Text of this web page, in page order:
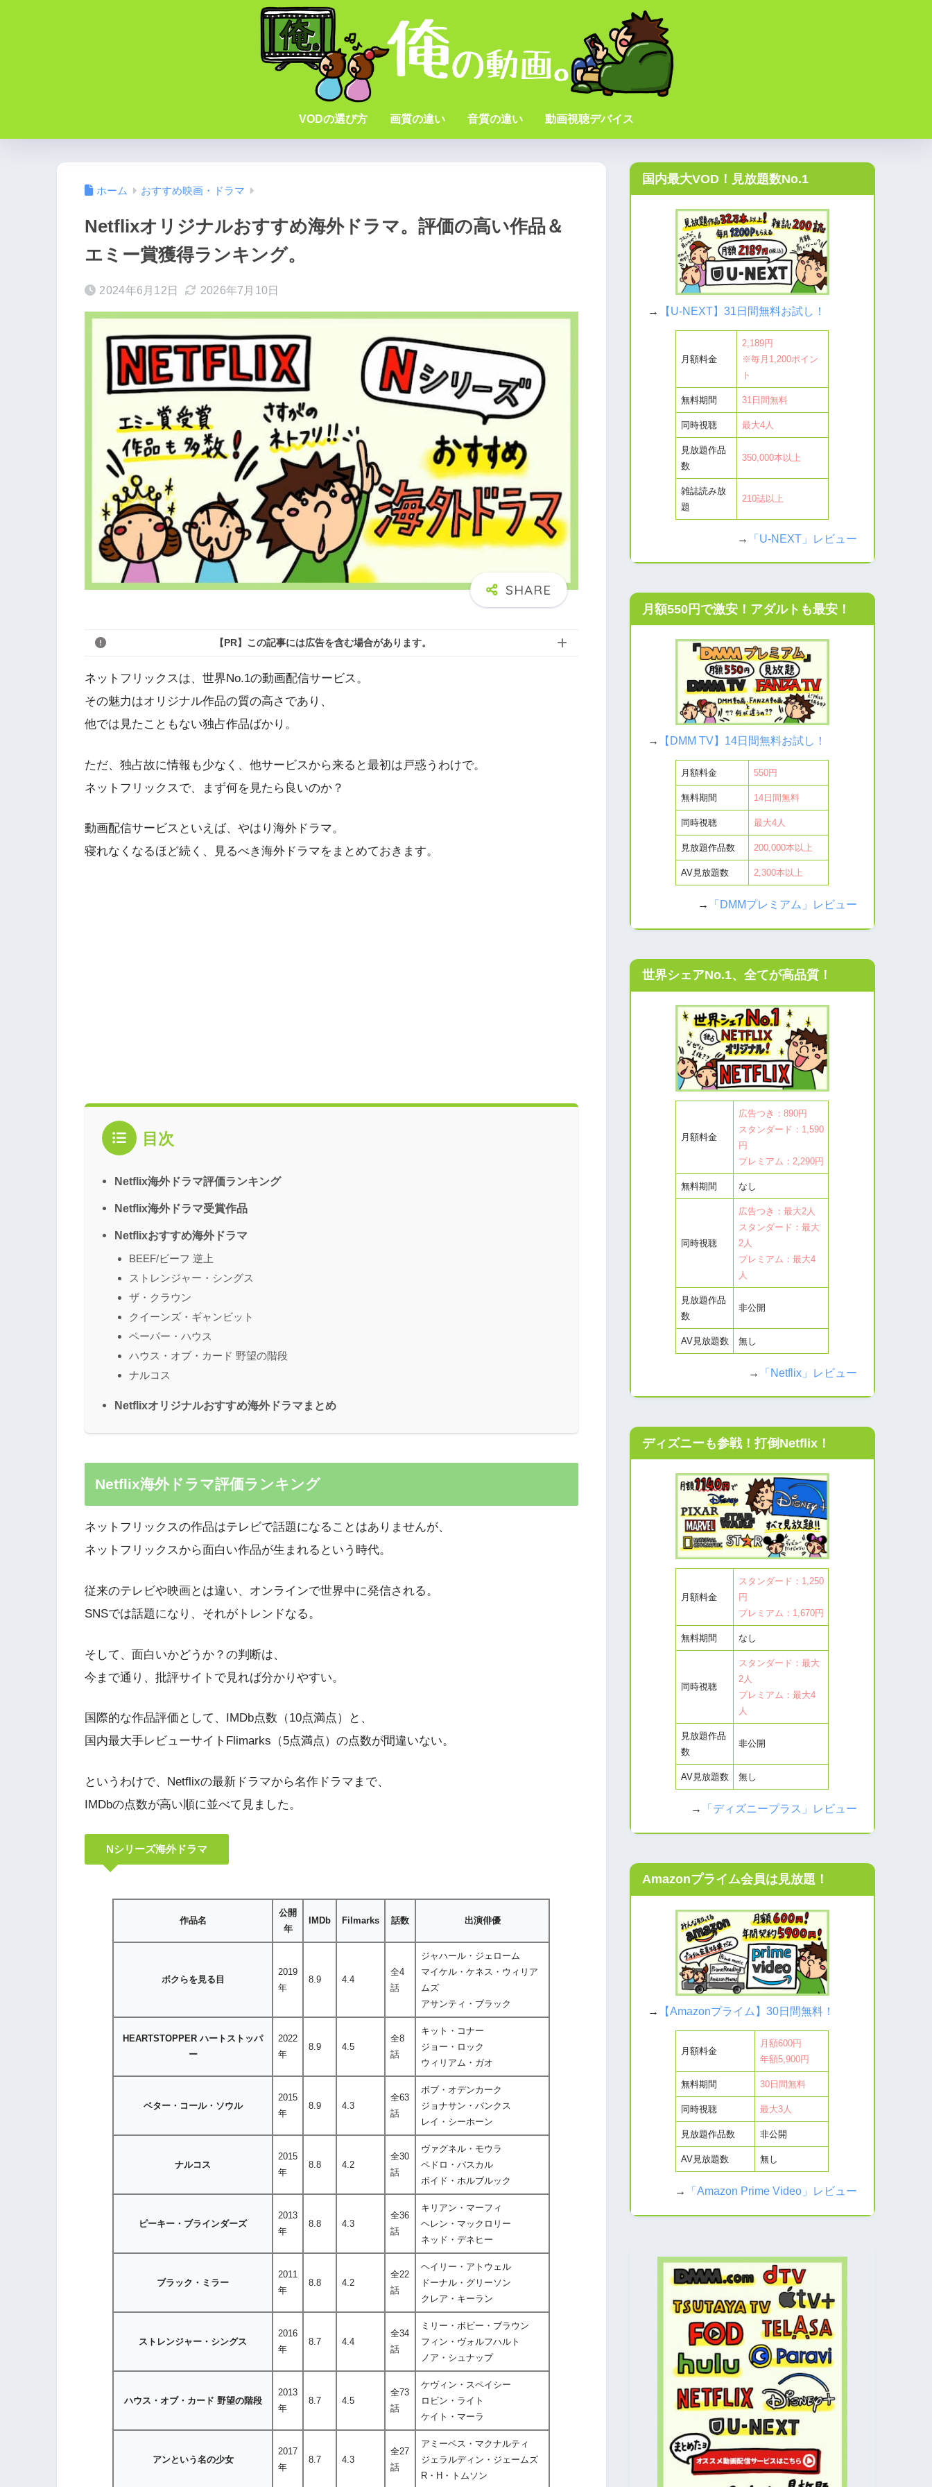
VODの選び方 画質の違い 音質の違い 動画視聴デバイス
ホーム おすすめ映画・ドラマ
Netflixオリジナルおすすめ海外ドラマ。評価の高い作品＆
エミー賞獲得ランキング。
2024年6月12日 2026年7月10日
【PR】この記事には広告を含む場合があります。
ネットフリックスは、世界No.1の動画配信サービス。
その魅力はオリジナル作品の質の高さであり、
他では見たこともない独占作品ばかり。
ただ、独占故に情報も少なく、他サービスから来ると最初は戸惑うわけで。
ネットフリックスで、まず何を見たら良いのか？
動画配信サービスといえば、やはり海外ドラマ。
寝れなくなるほど続く、見るべき海外ドラマをまとめておきます。
目次
Netflix海外ドラマ評価ランキング
Netflix海外ドラマ受賞作品
Netflixおすすめ海外ドラマ
BEEF/ビーフ 逆上
ストレンジャー・シングス
ザ・クラウン
クイーンズ・ギャンビット
ペーパー・ハウス
ハウス・オブ・カード 野望の階段
ナルコス
Netflixオリジナルおすすめ海外ドラマまとめ
Netflix海外ドラマ評価ランキング
ネットフリックスの作品はテレビで話題になることはありませんが、
ネットフリックスから面白い作品が生まれるという時代。
従来のテレビや映画とは違い、オンラインで世界中に発信される。
SNSでは話題になり、それがトレンドなる。
そして、面白いかどうか？の判断は、
今まで通り、批評サイトで見れば分かりやすい。
国際的な作品評価として、IMDb点数（10点満点）と、
国内最大手レビューサイトFlimarks（5点満点）の点数が間違いない。
というわけで、Netflixの最新ドラマから名作ドラマまで、
IMDbの点数が高い順に並べて見ました。
Nシリーズ海外ドラマ
作品名
公開
年
IMDb Filmarks 話数 出演俳優
ボクらを見る目
2019
年
8.9 4.4
全4
話
ジャハール・ジェローム
マイケル・ケネス・ウィリア
ムズ
アサンティ・ブラック
HEARTSTOPPER ハートストッパ
ー
2022
年
8.9 4.5
全8
話
キット・コナー
ジョー・ロック
ウィリアム・ガオ
ベター・コール・ソウル
2015
年
8.9 4.3
全63
話
ボブ・オデンカーク
ジョナサン・バンクス
レイ・シーホーン
ナルコス
2015
年
8.8 4.2
全30
話
ヴァグネル・モウラ
ペドロ・パスカル
ボイド・ホルブルック
ピーキー・ブラインダーズ
2013
年
8.8 4.3
全36
話
キリアン・マーフィ
ヘレン・マックロリー
ネッド・デネヒー
ブラック・ミラー
2011
年
8.8 4.2
全22
話
ヘイリー・アトウェル
ドーナル・グリーソン
クレア・キーラン
ストレンジャー・シングス
2016
年
8.7 4.4
全34
話
ミリー・ボビー・ブラウン
フィン・ヴォルフハルト
ノア・シュナップ
ハウス・オブ・カード 野望の階段
2013
年
8.7 4.5
全73
話
ケヴィン・スペイシー
ロビン・ライト
ケイト・マーラ
アンという名の少女
2017
年
8.7 4.3
全27
話
アミーベス・マクナルティ
ジェラルディン・ジェームズ
R・H・トムソン
国内最大VOD！見放題数No.1
→ 【U-NEXT】31日間無料お試し！
月額料金
2,189円
※毎月1,200ポイン
ト
無料期間 31日間無料
同時視聴 最大4人
見放題作品
数
350,000本以上
雑誌読み放
題
210誌以上
→ 「U-NEXT」レビュー
月額550円で激安！アダルトも最安！
→ 【DMM TV】14日間無料お試し！
月額料金 550円
無料期間 14日間無料
同時視聴 最大4人
見放題作品数 200,000本以上
AV見放題数 2,300本以上
→ 「DMMプレミアム」レビュー
世界シェアNo.1、全てが高品質！
月額料金
広告つき：890円
スタンダード：1,590
円
プレミアム：2,290円
無料期間 なし
同時視聴
広告つき：最大2人
スタンダード：最大
2人
プレミアム：最大4
人
見放題作品
数
非公開
AV見放題数 無し
→ 「Netflix」レビュー
ディズニーも参戦！打倒Netflix！
月額料金
スタンダード：1,250
円
プレミアム：1,670円
無料期間 なし
同時視聴
スタンダード：最大
2人
プレミアム：最大4
人
見放題作品
数
非公開
AV見放題数 無し
→ 「ディズニープラス」レビュー
Amazonプライム会員は見放題！
→ 【Amazonプライム】30日間無料！
月額料金
月額600円
年額5,900円
無料期間 30日間無料
同時視聴 最大3人
見放題作品数 非公開
AV見放題数 無し
→ 「Amazon Prime Video」レビュー